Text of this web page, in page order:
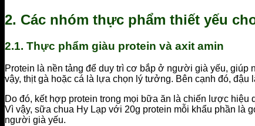
2. Các nhóm thực phẩm thiết yếu
2.1. Thực phẩm giàu protein và axit amin
Protein là nền tảng để duy trì cơ bắp ở người già yếu,
vậy, thịt gà hoặc cá là lựa chọn lý tưởng. Bên cạnh đó,
Do đó, kết hợp protein trong mọi bữa ăn là chiến lược
Vì vậy, sữa chua Hy Lạp với 20g protein mỗi khẩu phần là
người già yếu.